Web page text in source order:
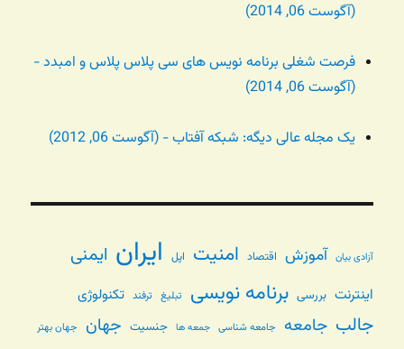
(آگوست 06, 2014)
فرصت شغلی برنامه نویس های سی پلاس پلاس و امبدد -
(آگوست 06, 2014)
یک مجله عالی دیگه: شبکه آفتاب - (آگوست 06, 2012)
آزادی بیان آموزش اقتصاد امنیت اپل ایران ایمنی
اینترنت بررسی برنامه نویسی تبلیغ ترفند تکنولوژی
جالب جامعه جامعه شناسی جمعه ها جنسیت جهان جهان بهتر